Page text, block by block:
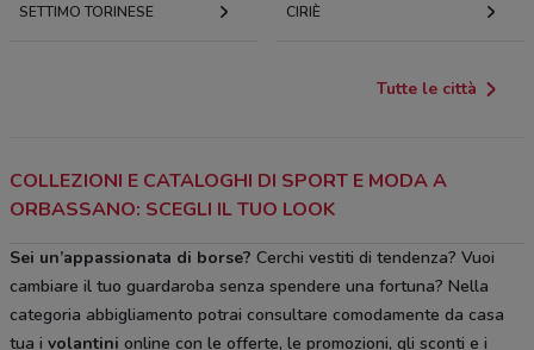
SETTIMO TORINESE CIRIÈ
Tutte le città
COLLEZIONI E CATALOGHI DI SPORT E MODA A
ORBASSANO: SCEGLI IL TUO LOOK
Sei un’appassionata di borse? Cerchi vestiti di tendenza? Vuoi
cambiare il tuo guardaroba senza spendere una fortuna? Nella
categoria abbigliamento potrai consultare comodamente da casa
tua i volantini online con le offerte, le promozioni, gli sconti e i